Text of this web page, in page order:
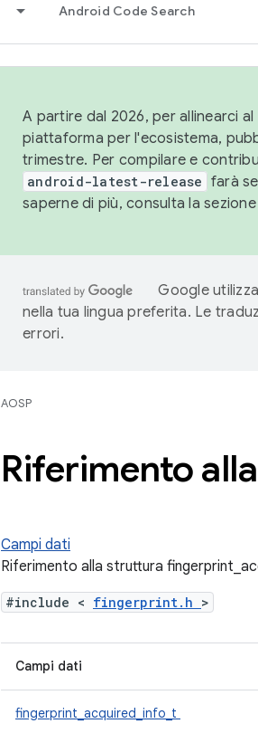
Android Code Search
A partire dal 2026, per allinearci
piattaforma per l'ecosistema,
trimestre. Per compilare e
android-latest-release farà
saperne di più, consulta la sezione
Google
nella tua lingua preferita. Le
errori.
AOSP
Riferimento
Campi dati
Riferimento alla struttura
#include < fingerprint.h >
Campi dati
fingerprint_acquired_info_t